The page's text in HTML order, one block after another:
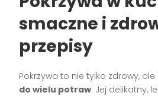
smaczne i
przepisy
Pokrzywa to nie tylko zdrowy, ale i
do wielu potraw. Jej delikatny,